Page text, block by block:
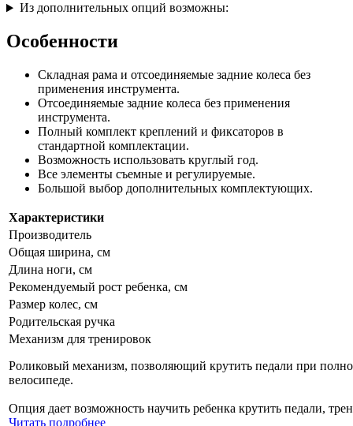
Из дополнительных опций возможны:
Особенности
Складная рама и отсоединяемые задние колеса без
применения инструмента.
Отсоединяемые задние колеса без применения
инструмента.
Полный комплект креплений и фиксаторов в
стандартной комплектации.
Возможность использовать круглый год.
Все элементы съемные и регулируемые.
Большой выбор дополнительных комплектующих.
Характеристики
Производитель
Общая ширина, см
Длина ноги, см
Рекомендуемый рост ребенка, см
Размер колес, см
Родительская ручка
Механизм для тренировок
Роликовый механизм, позволяющий крутить педали при
велосипеде.
Опция дает возможность научить ребенка крутить педали,
Читать подробнее